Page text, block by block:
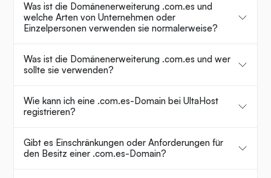
Was ist die Domänenerweiterung .com.es und
welche Arten von Unternehmen oder
Einzelpersonen verwenden sie normalerweise?
Was ist die Domänenerweiterung .com.es und wer
sollte sie verwenden?
Wie kann ich eine .com.es-Domain bei UltaHost
registrieren?
Gibt es Einschränkungen oder Anforderungen für
den Besitz einer .com.es-Domain?